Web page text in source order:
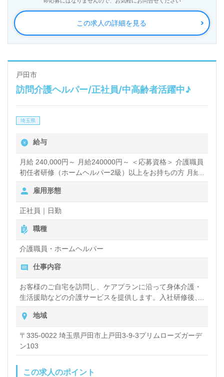
この求人の詳細を見る
戸田市
訪問介護ヘルパー/正社員/中高齢者活躍中♪
埼玉県
給与
月給 240,000円～ 月給240000円～ ＜応募資格＞ 介護職員
初任者研修（ホームヘルパー2級）以上をお持ちの方 月給
245000円～ ＜応募資格＞ 実務者研修をお持ちの方 月給
255000円～ ＜応募資格＞ 介護福祉士
雇用形態
正社員｜日勤
職種
介護職員・ホームヘルパー
仕事内容
お客様のご自宅を訪問し、ケアプランに沿って身体介護・
生活援助などの介護サービスを提供します。入社研修後、
先輩社員に同行して、お客様宅でのサービスの手順を覚え
るところからお仕事をスタート。同行の回数に制限はない
ため、安心できるまで同行訪問が可能です。また、コール
センターを設置しており、万一の際のフォロー体制もしっ
かりしています。 明確なキャリアパス制度があり、将来の
経験年数に関係なく昇格・昇給が可能な会社です。
地域
〒335-0022 埼玉県戸田市上戸田3-9-3プリムローズガーデ
ン103
この求人のポイント